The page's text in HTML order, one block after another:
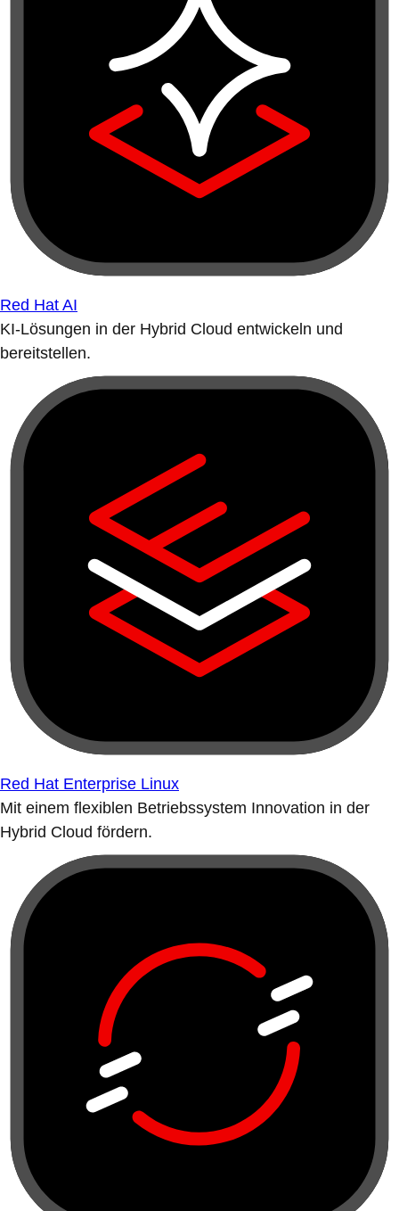
Red Hat AI
KI-Lösungen in der Hybrid Cloud entwickeln und
bereitstellen.
Red Hat Enterprise Linux
Mit einem flexiblen Betriebssystem Innovation in der
Hybrid Cloud fördern.